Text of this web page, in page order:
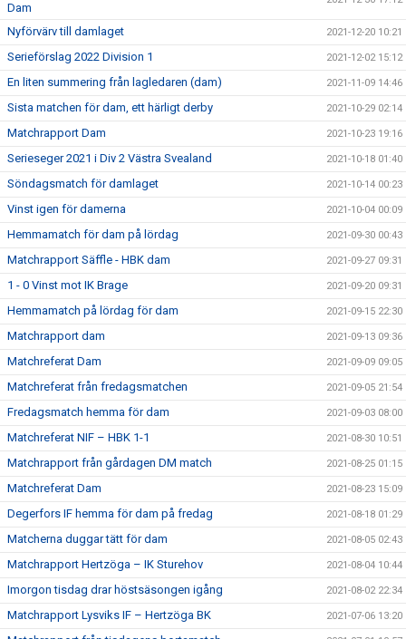
Dam
Nyförvärv till damlaget 2021-12-20 10:21
Serieförslag 2022 Division 1 2021-12-02 15:12
En liten summering från lagledaren (dam) 2021-11-09 14:46
Sista matchen för dam, ett härligt derby 2021-10-29 02:14
Matchrapport Dam 2021-10-23 19:16
Serieseger 2021 i Div 2 Västra Svealand 2021-10-18 01:40
Söndagsmatch för damlaget 2021-10-14 00:23
Vinst igen för damerna 2021-10-04 00:09
Hemmamatch för dam på lördag 2021-09-30 00:43
Matchrapport Säffle - HBK dam 2021-09-27 09:31
1 - 0 Vinst mot IK Brage 2021-09-20 09:31
Hemmamatch på lördag för dam 2021-09-15 22:30
Matchrapport dam 2021-09-13 09:36
Matchreferat Dam 2021-09-09 09:05
Matchreferat från fredagsmatchen 2021-09-05 21:54
Fredagsmatch hemma för dam 2021-09-03 08:00
Matchreferat NIF – HBK 1-1 2021-08-30 10:51
Matchrapport från gårdagen DM match 2021-08-25 01:15
Matchreferat Dam 2021-08-23 15:09
Degerfors IF hemma för dam på fredag 2021-08-18 01:29
Matcherna duggar tätt för dam 2021-08-05 02:43
Matchrapport Hertzöga – IK Sturehov 2021-08-04 10:44
Imorgon tisdag drar höstsäsongen igång 2021-08-02 22:34
Matchrapport Lysviks IF – Hertzöga BK 2021-07-06 13:20